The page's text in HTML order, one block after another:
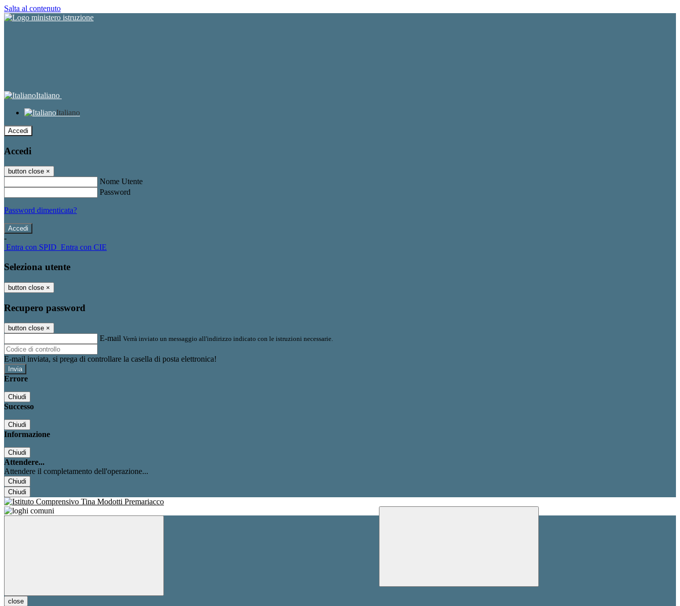
Salta al contenuto
Italiano
Italiano
Accedi
Accedi
button close ×
Nome Utente
Password
Password dimenticata?
-
Entra con SPID Entra con CIE
Seleziona utente
button close ×
Recupero password
button close ×
E-mail Verrà inviato un messaggio all'indirizzo indicato con le istruzioni necessarie.
E-mail inviata, si prega di controllare la casella di posta elettronica!
Errore
Chiudi
Successo
Chiudi
Informazione
Chiudi
Attendere...
Attendere il completamento dell'operazione...
Chiudi
Chiudi
close